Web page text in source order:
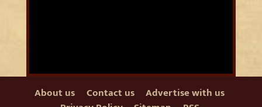
About us Contact us
Advertise with us